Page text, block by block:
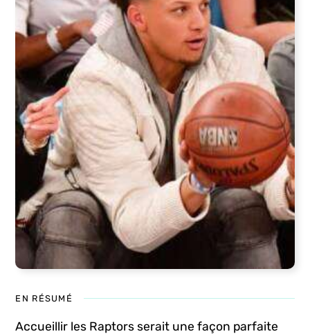
EN RÉSUMÉ
Accueillir les Raptors serait une façon parfaite